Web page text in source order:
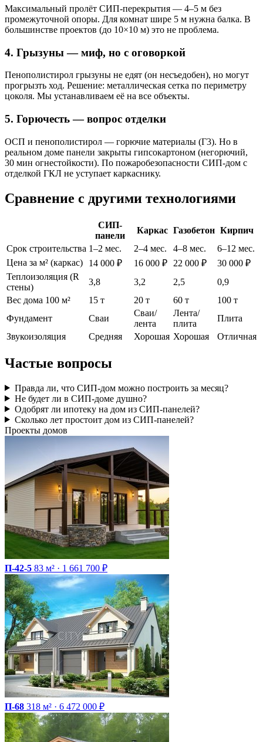
Максимальный пролёт СИП-перекрытия — 4–5 м без
промежуточной опоры. Для комнат шире 5 м нужна балка. В
большинстве проектов (до 10×10 м) это не проблема.
4. Грызуны — миф, но с оговоркой
Пенополистирол грызуны не едят (он несъедобен), но могут
прогрызть ход. Решение: металлическая сетка по периметру
цоколя. Мы устанавливаем её на все объекты.
5. Горючесть — вопрос отделки
ОСП и пенополистирол — горючие материалы (Г3). Но в
реальном доме панели закрыты гипсокартоном (негорючий,
30 мин огнестойкости). По пожаробезопасности СИП-дом с
отделкой ГКЛ не уступает каркаснику.
Сравнение с другими технологиями
СИП-
панели
Каркас Газобетон Кирпич
Срок строительства 1–2 мес. 2–4 мес. 4–8 мес.
6–12 мес.
Цена за м² (каркас)
14 000 ₽ 16 000 ₽ 22 000 ₽
30 000 ₽
Теплоизоляция (R
стены)
3,8 3,2 2,5
0,9
Вес дома 100 м²
15 т 20 т 60 т
100 т
Фундамент
Сваи
Сваи/
лента
Лента/
плита
Плита
Звукоизоляция
Средняя Хорошая Хорошая Отличная
Частые вопросы
Правда ли, что СИП-дом можно построить за месяц?
Не будет ли в СИП-доме душно?
Одобрят ли ипотеку на дом из СИП-панелей?
Сколько лет простоит дом из СИП-панелей?
Проекты домов
П-42-5 83 м² · 1 661 700 ₽
П-68 318 м² · 6 472 000 ₽